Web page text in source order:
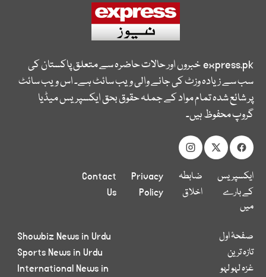
express.pkخبروں اور حالات حاضرہ سے متعلق پاکستان کی
سب سے زیادہ وزٹ کی جانے والی ویب سائٹ ہے۔ اس ویب سائٹ
پر شائع شدہ تمام مواد کے جملہ حقوق بحق ایکسپریس میڈیا
گروپ محفوظ ہیں۔
ایکسپریس
کے بارے
میں
ضابطہ
اخلاق
Privacy
Policy
Contact
Us
صفحۂ اول
تازہ ترین
غزہ لہو لہو
Showbiz News in Urdu
Sports News in Urdu
International News in